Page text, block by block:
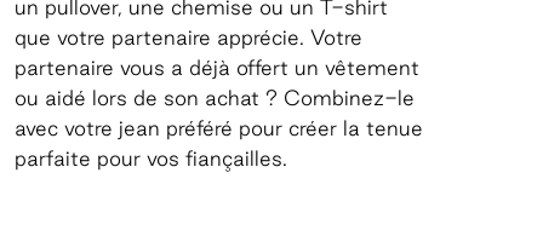
un pullover, une chemise ou un T-shirt
que votre partenaire apprécie. Votre
partenaire vous a déjà offert un vêtement
ou aidé lors de son achat ? Combinez-le
avec votre jean préféré pour créer la tenue
parfaite pour vos fiançailles.